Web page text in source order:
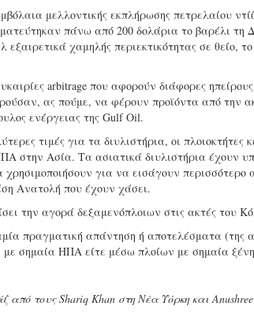
μελλοντικής εκπλήρωσης πετρελαίου
πάνω από 200 δολάρια το βαρέλι τη
εξαιρετικά χαμηλής περιεκτικότητας σε
arbitrage που αφορούν διάφορες
ας πούμε, να φέρουν προϊόντα από την
ενέργειας της Gulf Oil.
τιμές για τα διυλιστήρια, οι
στην Ασία. Τα ασιατικά διυλιστήρια έχουν
για να εισάγουν
Ανατολή που έχουν χάσει.
την αγορά δεξαμενόπλοιων στις ακτές
πραγματική απάντηση ή αποτελέσματα
με σημαία ΗΠΑ είτε μέσω πλοίων με σημαία
από τους Shariq Khan στη Νέα Υόρκη και